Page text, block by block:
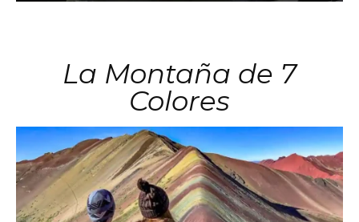
La Montaña de 7
Colores